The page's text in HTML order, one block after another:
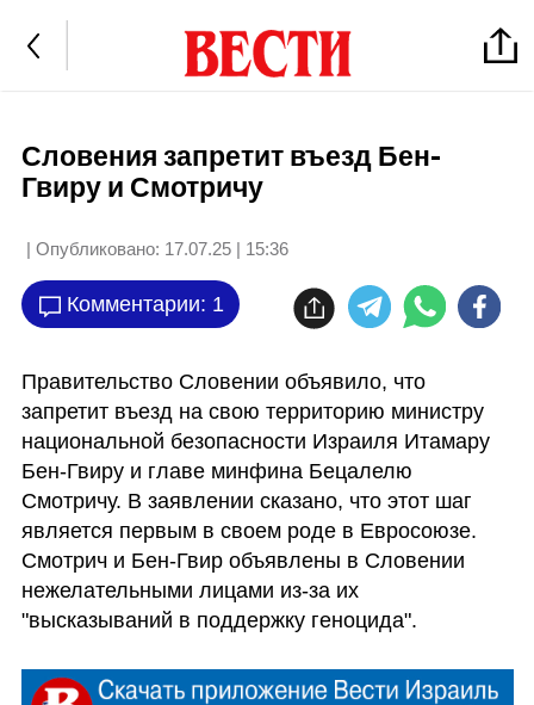
Словения запретит въезд Бен-
Гвиру и Смотричу
| Опубликовано: 17.07.25 | 15:36
Комментарии: 1
Правительство Словении объявило, что
запретит въезд на свою территорию министру
национальной безопасности Израиля Итамару
Бен-Гвиру и главе минфина Бецалелю
Смотричу. В заявлении сказано, что этот шаг
является первым в своем роде в Евросоюзе.
Смотрич и Бен-Гвир объявлены в Словении
нежелательными лицами из-за их
"высказываний в поддержку геноцида".